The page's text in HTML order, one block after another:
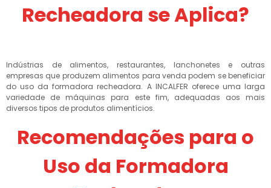
Recheadora se Aplica?
Indústrias de alimentos, restaurantes, lanchonetes e outras
empresas que produzem alimentos para venda podem se beneficiar
do uso da formadora recheadora. A INCALFER oferece uma larga
variedade de máquinas para este fim, adequadas aos mais
diversos tipos de produtos alimentícios.
Recomendações para o
Uso da Formadora